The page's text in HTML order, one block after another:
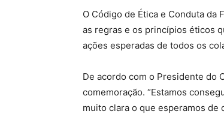
O Código de Ética e Conduta da
as regras e os princípios éticos
ações esperadas de todos os
De acordo com o Presidente do
comemoração. “Estamos
muito clara o que esperamos de